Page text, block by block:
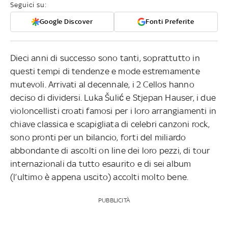
Seguici su:
Google Discover Fonti Preferite
Dieci anni di successo sono tanti, soprattutto in
questi tempi di tendenze e mode estremamente
mutevoli. Arrivati al decennale, i 2 Cellos hanno
deciso di dividersi. Luka Šulić e Stjepan Hauser, i due
violoncellisti croati famosi per i loro arrangiamenti in
chiave classica e scapigliata di celebri canzoni rock,
sono pronti per un bilancio, forti del miliardo
abbondante di ascolti on line dei loro pezzi, di tour
internazionali da tutto esaurito e di sei album
(l’ultimo è appena uscito) accolti molto bene.
PUBBLICITÀ